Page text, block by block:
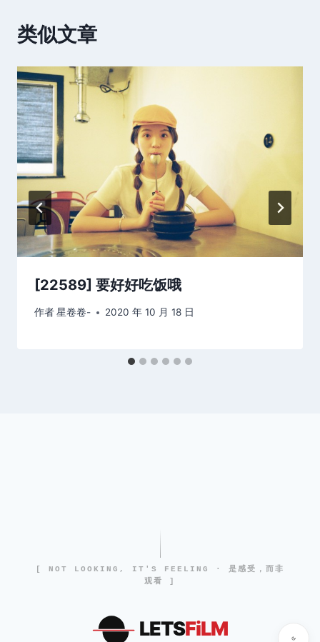
类似文章
[22589] 要好好吃饭哦
作者星卷卷- 2020 年 10 月 18 日
[ NOT LOOKING, IT'S FEELING · 是感受，而非
观看 ]
LETSFiLM